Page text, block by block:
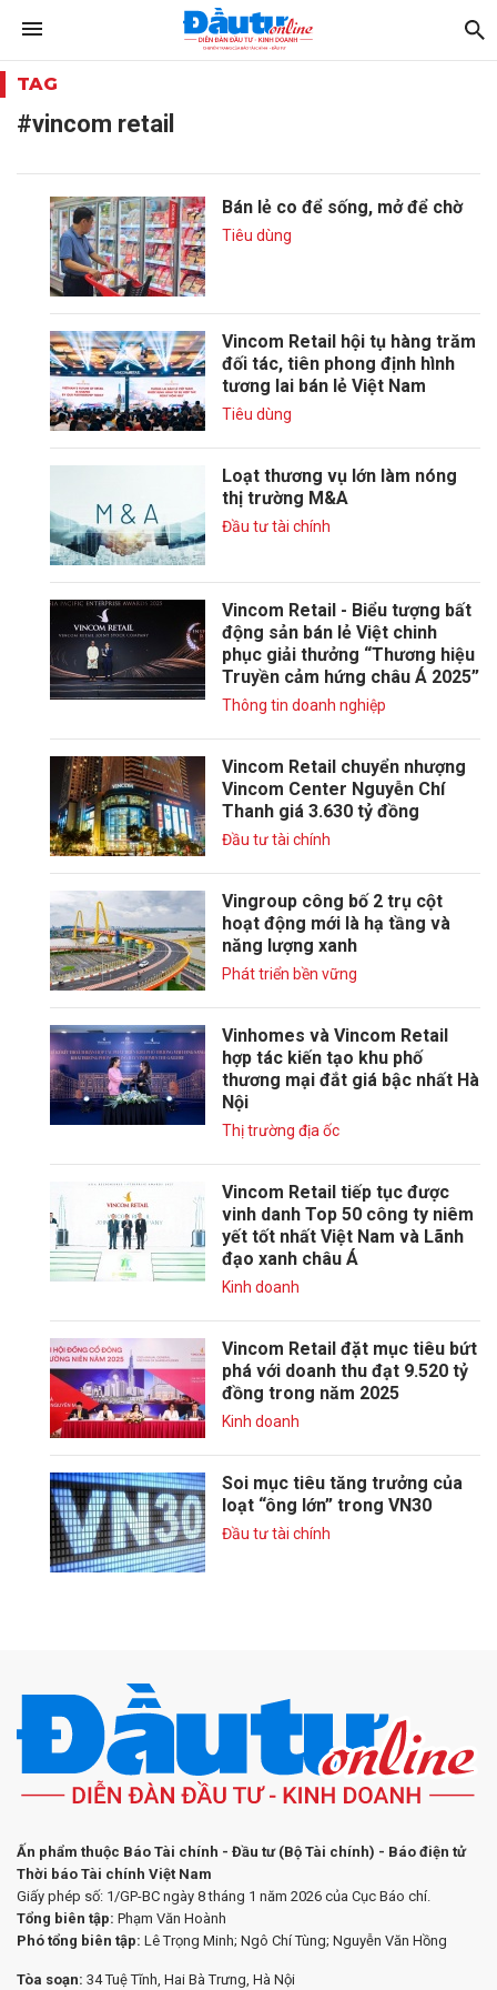
TAG
#vincom retail
Bán lẻ co để sống, mở để chờ
Tiêu dùng
Vincom Retail hội tụ hàng trăm
đối tác, tiên phong định hình
tương lai bán lẻ Việt Nam
Tiêu dùng
Loạt thương vụ lớn làm nóng
thị trường M&A
Đầu tư tài chính
Vincom Retail - Biểu tượng bất
động sản bán lẻ Việt chinh
phục giải thưởng “Thương hiệu
Truyền cảm hứng châu Á 2025”
Thông tin doanh nghiệp
Vincom Retail chuyển nhượng
Vincom Center Nguyễn Chí
Thanh giá 3.630 tỷ đồng
Đầu tư tài chính
Vingroup công bố 2 trụ cột
hoạt động mới là hạ tầng và
năng lượng xanh
Phát triển bền vững
Vinhomes và Vincom Retail
hợp tác kiến tạo khu phố
thương mại đắt giá bậc nhất Hà
Nội
Thị trường địa ốc
Vincom Retail tiếp tục được
vinh danh Top 50 công ty niêm
yết tốt nhất Việt Nam và Lãnh
đạo xanh châu Á
Kinh doanh
Vincom Retail đặt mục tiêu bứt
phá với doanh thu đạt 9.520 tỷ
đồng trong năm 2025
Kinh doanh
Soi mục tiêu tăng trưởng của
loạt “ông lớn” trong VN30
Đầu tư tài chính
Ấn phẩm thuộc Báo Tài chính - Đầu tư (Bộ Tài chính) - Báo điện tử
Thời báo Tài chính Việt Nam
Giấy phép số: 1/GP-BC ngày 8 tháng 1 năm 2026 của Cục Báo chí.
Tổng biên tập: Phạm Văn Hoành
Phó tổng biên tập: Lê Trọng Minh; Ngô Chí Tùng; Nguyễn Văn Hồng
Tòa soạn: 34 Tuệ Tĩnh, Hai Bà Trưng, Hà Nội